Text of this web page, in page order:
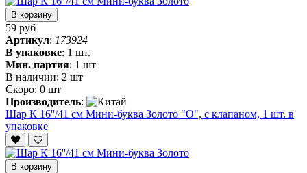
В корзину
59 руб
Артикул: 173924
В упаковке: 1 шт.
Мин. партия: 1 шт
В наличии: 2 шт
Скоро: 0 шт
Производитель:
Шар К 16''/41 см Мини-буква Золото "О", с клапаном, 1 шт. в
упаковке
В корзину